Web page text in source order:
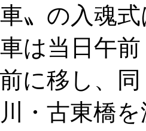
車〟の入魂
は当日午
に移し、
・古東橋